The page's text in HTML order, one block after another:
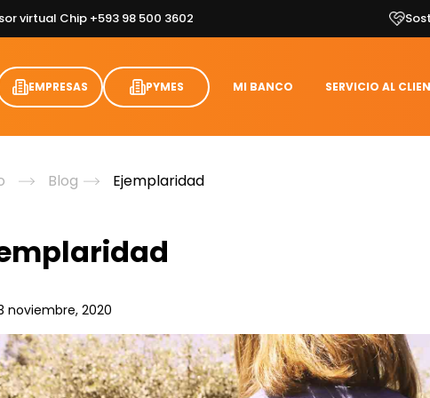
virtual Chip +593 98 500 3602
EMPRESAS PYMES MI BANCO SERVICIO AL
Blog Ejemplaridad
noviembre, 2020